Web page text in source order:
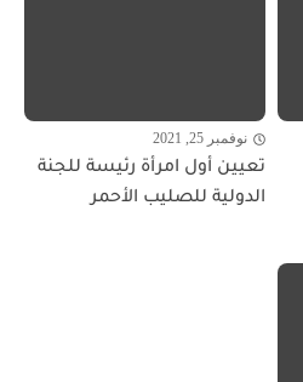
نوفمبر 25, 2021
تعيين أول امرأة رئيسة للجنة
الدولية للصليب الأحمر